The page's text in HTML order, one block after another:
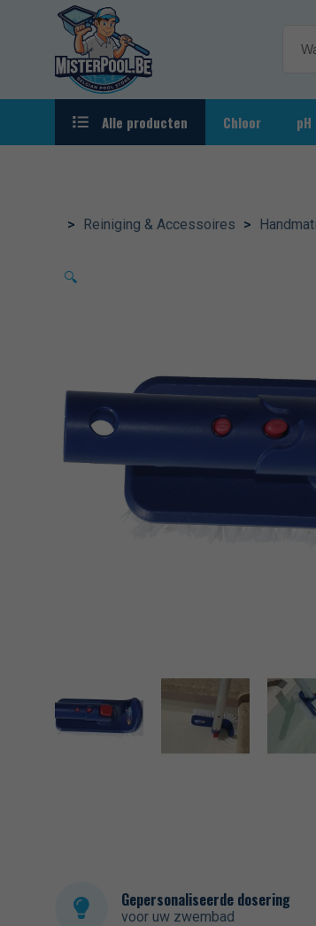
Alle producten
Behandelingsproducten
Verwarming
Chloor pH
> Reiniging & Accessoires >
🔍
Gepersonaliseerde dosering
voor uw zwembad